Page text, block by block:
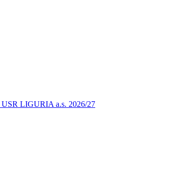
LIGURIA a.s. 2026/27